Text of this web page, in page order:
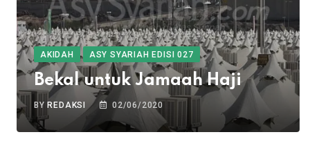
AKIDAH ASY SYARIAH EDISI 027
Bekal untuk Jamaah Haji
BYREDAKSI 02/06/2020